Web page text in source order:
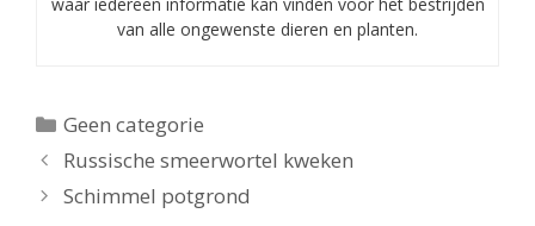
van alle ongewenste dieren en planten.
Categorieën
Geen categorie
Russische smeerwortel kweken
Schimmel potgrond